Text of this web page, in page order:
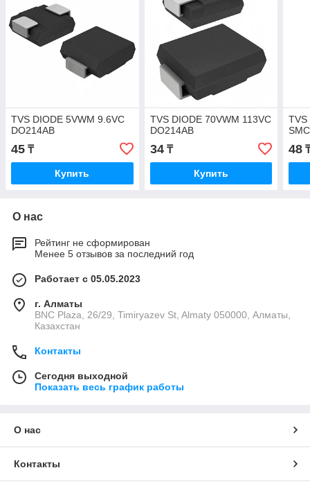
TVS DIODE 5VWM 9.6VC
DO214AB
45 ₸
Купить
TVS DIODE 70VWM 113VC
DO214AB
34₸
Купить
TVS
SMC
48
О нас
Рейтинг не сформирован
Менее 5 отзывов за последний год
Работает с 05.05.2023
г. Алматы
BNC Plaza, 26/29, Timiryazev St, Almaty 050000, Алматы,
Казахстан
Контакты
Сегодня выходной
Показать весь график работы
О нас
Контакты